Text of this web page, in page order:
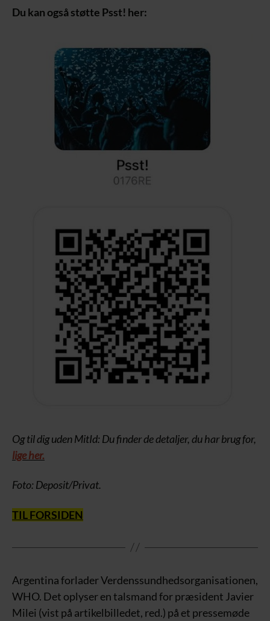
Du kan også støtte Psst! her:
Og til dig uden MitId: Du finder de detaljer, du har brug for,
lige her.
Foto: Deposit/Privat.
TIL FORSIDEN
Argentina forlader Verdenssundhedsorganisationen,
WHO. Det oplyser en talsmand for præsident Javier
Milei (vist på artikelbilledet, red.) på et pressemøde